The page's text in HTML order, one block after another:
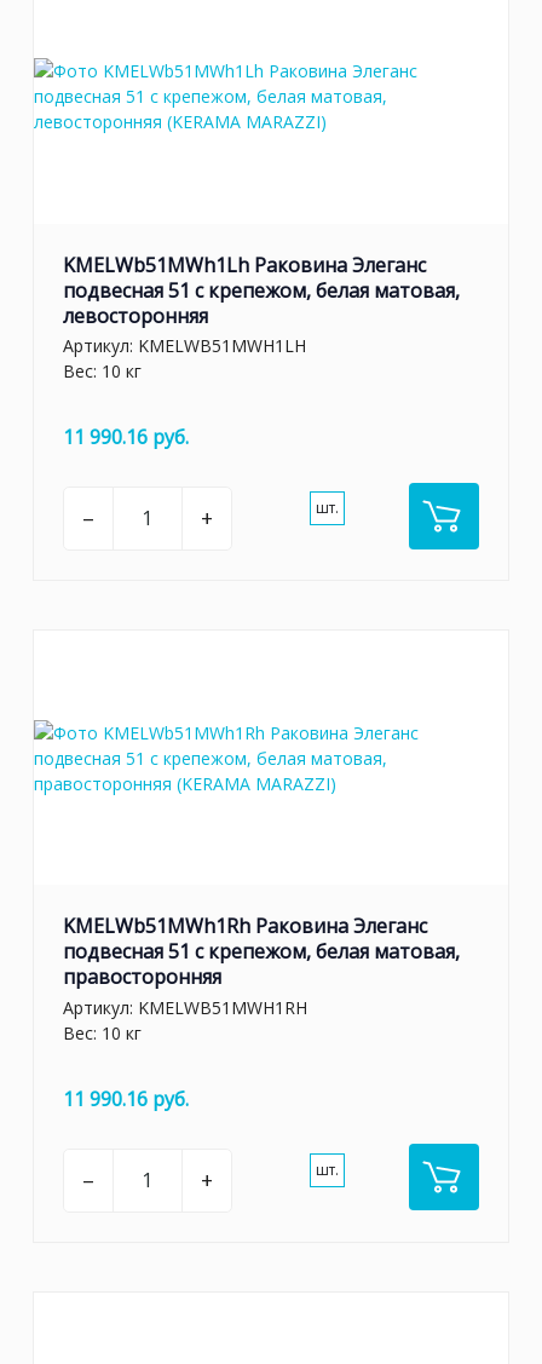
KMELWb51MWh1Lh Раковина Элеганс
подвесная 51 с крепежом, белая матовая,
левосторонняя
Артикул: KMELWB51MWH1LH
Вес: 10 кг
11 990.16 руб.
– + шт.
KMELWb51MWh1Rh Раковина Элеганс
подвесная 51 с крепежом, белая матовая,
правосторонняя
Артикул: KMELWB51MWH1RH
Вес: 10 кг
11 990.16 руб.
– + шт.